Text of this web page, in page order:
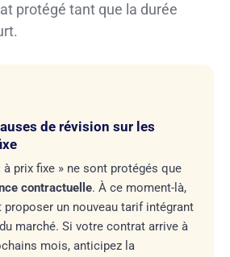
protégé tant que la durée
de révision sur les
prix fixe » ne sont protégés que
contractuelle. À ce moment-là,
proposer un nouveau tarif intégrant
marché. Si votre contrat arrive à
mois, anticipez la